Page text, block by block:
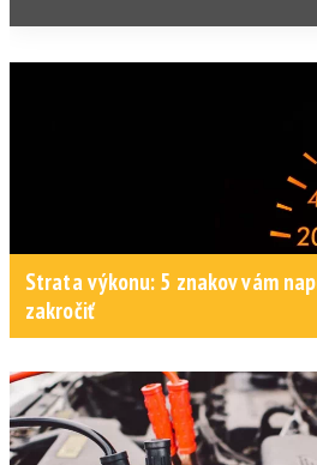
Strata výkonu: 5 znakov vám
zakročiť